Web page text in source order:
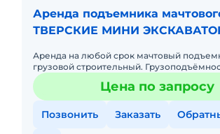
Аренда подъемника
ТВЕРСКИЕ МИНИ
Аренда на любой срок мачтовый
грузовой строительный.
Высота подъема - до 100 метров! Размеры
платформы,
Цена по запросу
Позвонить Заказать